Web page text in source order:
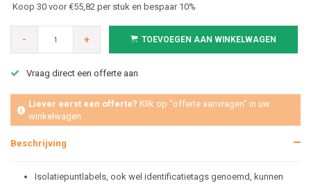
Koop 30 voor €55,82 per stuk en bespaar 10%
- + TOEVOEGEN AAN WINKELWAGEN
Vraag direct een offerte aan
Liever eerst een offerte? Klik op "offerte aanvragen" in uw
winkelwagen
Beschrijving
Isolatiepuntlabels, ook wel identificatietags genoemd, kunnen